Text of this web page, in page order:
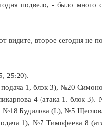
подвело, - было много
видите, второе сегодня не
25:20).
1, блок 3), №20
4 (атака 1, блок 3),
№18 Будилова (L), №5
1), №7 Тимофеева 8